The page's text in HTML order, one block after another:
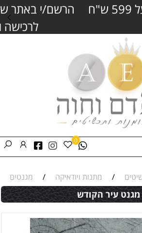
וקבל/י5% הנחה
נוספים
0
/ מתנות ויודאיקה / מגנטים
מגנט עיר הקודש